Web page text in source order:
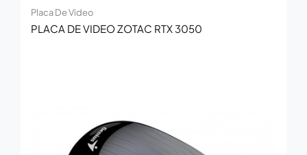
Placa De Video
PLACA DE VIDEO ZOTAC RTX 3050